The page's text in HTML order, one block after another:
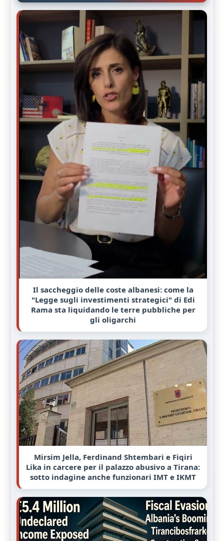
Il saccheggio delle coste albanesi: come la
"Legge sugli investimenti strategici" di Edi
Rama sta liquidando le terre pubbliche per
gli oligarchi
Mirsim Jella, Ferdinand Shtembari e Fiqiri
Lika in carcere per il palazzo abusivo a Tirana:
sotto indagine anche funzionari IMT e IKMT